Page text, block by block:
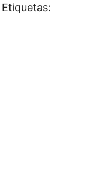
Etiquetas: